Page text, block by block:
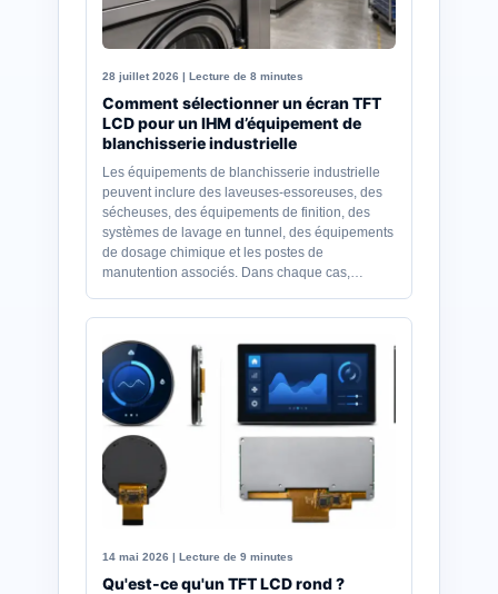
28 juillet 2026 | Lecture de 8 minutes
Comment sélectionner un écran TFT
LCD pour un IHM d’équipement de
blanchisserie industrielle
Les équipements de blanchisserie industrielle
peuvent inclure des laveuses-essoreuses, des
sécheuses, des équipements de finition, des
systèmes de lavage en tunnel, des équipements
de dosage chimique et les postes de
manutention associés. Dans chaque cas,…
14 mai 2026 | Lecture de 9 minutes
Qu'est-ce qu'un TFT LCD rond ?